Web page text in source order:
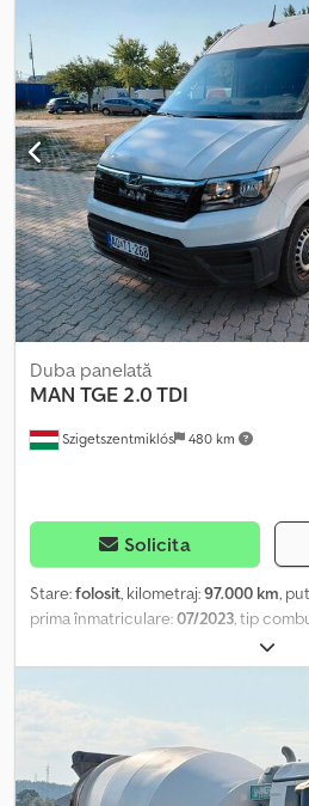
, tip de
Euro 3
, suspensie: oțel , An de
vinde camion basculant MAN
utilizare. Csdpfxszrgk Dj Aikjrf
Szigetszentmiklós 480 km
Duba panelată
MAN TGE 2.0 TDI
Solicita
Stare:folosit, kilometraj:97.000 km,
prima înmatriculare:07/2023 , tip
, tip de
emisii:Euro 6, număr de locuri:3,
4.130 mm
1.960 mm
condiționat, program electronic de
centralizată, Echipamente principale
multimedia, volan multifuncțional,